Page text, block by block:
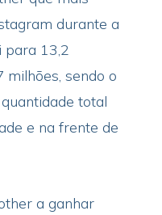
durante a
para 13,2
milhões, sendo o
total
e na frente de
a ganhar